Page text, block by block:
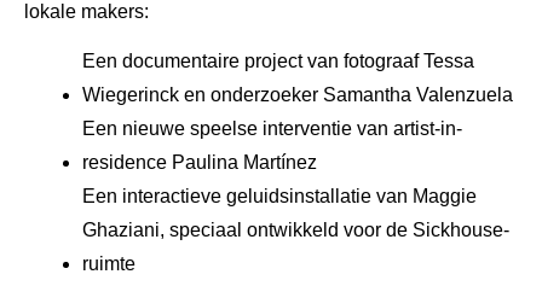
lokale makers:
Een documentaire project van fotograaf Tessa
Wiegerinck en onderzoeker Samantha Valenzuela
Een nieuwe speelse interventie van artist-in-
residence Paulina Martínez
Een interactieve geluidsinstallatie van Maggie
Ghaziani, speciaal ontwikkeld voor de Sickhouse-
ruimte